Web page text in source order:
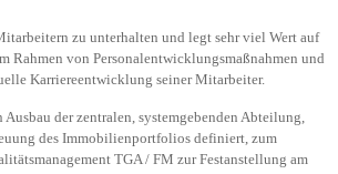
zu unterhalten und legt sehr viel Wert auf
Rahmen von Personalentwicklungsmaßnahmen und
Karriereentwicklung seiner Mitarbeiter.
der zentralen, systemgebenden Abteilung,
des Immobilienportfolios definiert, zum
TGA / FM zur Festanstellung am